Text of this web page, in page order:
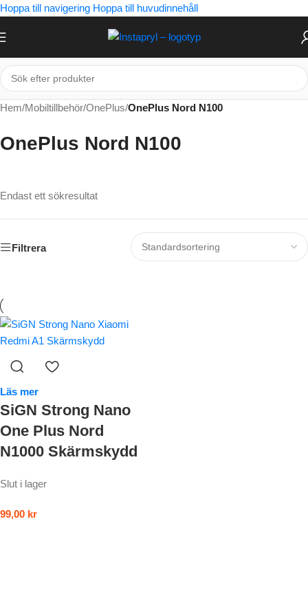
Hoppa till navigering Hoppa till huvudinnehåll
Hem/Mobiltillbehör/OnePlus/OnePlus Nord N100
OnePlus Nord N100
Endast ett sökresultat
Filtrera
Läs mer
SiGN Strong Nano
One Plus Nord
N1000 Skärmskydd
Slut i lager
99,00 kr